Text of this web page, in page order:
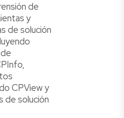
de
y
de solución
CPView y
de solución